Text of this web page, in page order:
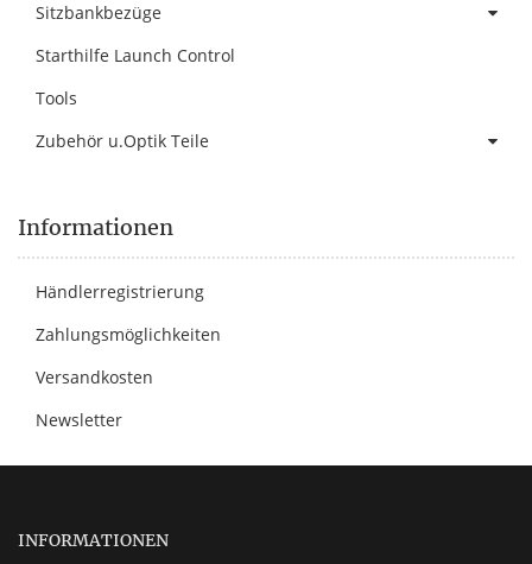
Sitzbankbezüge
Starthilfe Launch Control
Tools
Zubehör u.Optik Teile
Informationen
Händlerregistrierung
Zahlungsmöglichkeiten
Versandkosten
Newsletter
INFORMATIONEN